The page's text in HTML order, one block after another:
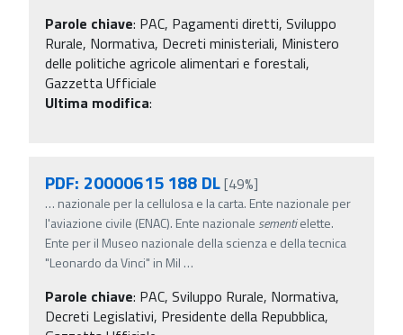
Parole chiave: PAC, Pagamenti diretti, Sviluppo
Rurale, Normativa, Decreti ministeriali, Ministero
delle politiche agricole alimentari e forestali,
Gazzetta Ufficiale
Ultima modifica:
PDF: 20000615 188 DL[49%]
… nazionale per la cellulosa e la carta. Ente nazionale per
l'aviazione civile (ENAC). Ente nazionale sementielette.
Ente per il Museo nazionale della scienza e della tecnica
"Leonardo da Vinci" in Mil …
Parole chiave: PAC, Sviluppo Rurale, Normativa,
Decreti Legislativi, Presidente della Repubblica,